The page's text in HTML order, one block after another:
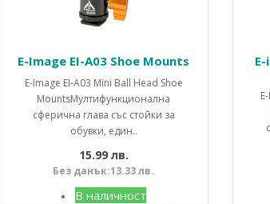
E-Image EI-A03 Shoe Mounts
E-Image EI-A03 Mini Ball Head Shoe
MountsМултифункционална
сферична глава със стойки за
обувки, един..
15.99 лв.
Без данък:13.33 лв.
В наличност